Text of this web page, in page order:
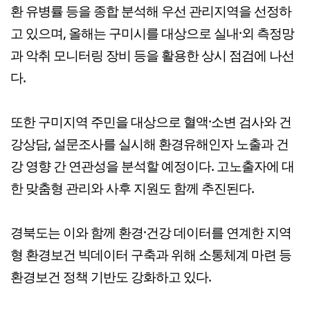
환 유병률 등을 종합 분석해 우선 관리지역을 선정하
고 있으며, 올해는 구미시를 대상으로 실내·외 측정망
과 악취 모니터링 장비 등을 활용한 상시 점검에 나선
다.
또한 구미지역 주민을 대상으로 혈액·소변 검사와 건
강상담, 설문조사를 실시해 환경유해인자 노출과 건
강 영향 간 연관성을 분석할 예정이다. 고노출자에 대
한 맞춤형 관리와 사후 지원도 함께 추진된다.
경북도는 이와 함께 환경·건강 데이터를 연계한 지역
형 환경보건 빅데이터 구축과 위해 소통체계 마련 등
환경보건 정책 기반도 강화하고 있다.